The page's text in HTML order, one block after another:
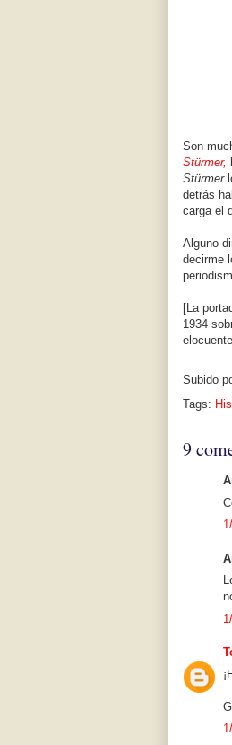
Son
Stürmer,
Stürmer
detrás
carga el
Alguno
decirme
[La
1934
Subido
Tags:
9